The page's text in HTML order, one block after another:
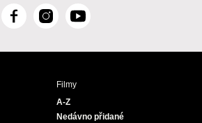
F
c
I
s
Y
u
Filmy
A-Z
Nedávno přidané